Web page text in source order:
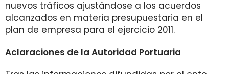
nuevos tráficos ajustándose a los acuerdos
alcanzados en materia presupuestaria en el
plan de empresa para el ejercicio 2011.
Aclaraciones de la Autoridad Portuaria